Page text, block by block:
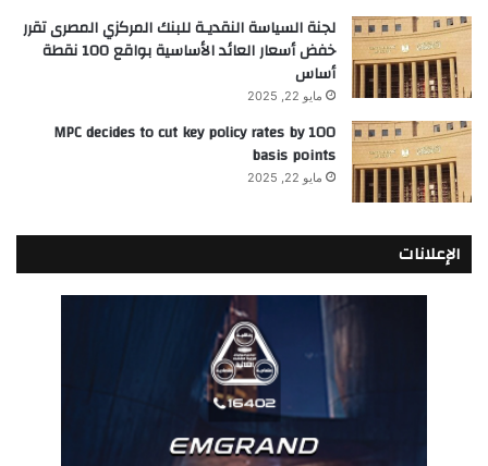
لجنة السياسة النقديـة للبنك المركزي المصرى تقرر
خفض أسعار العائد الأساسية بواقع 100 نقطة
أساس
مايو 22, 2025
MPC decides to cut key policy rates by 100
basis points
مايو 22, 2025
الإعلانات